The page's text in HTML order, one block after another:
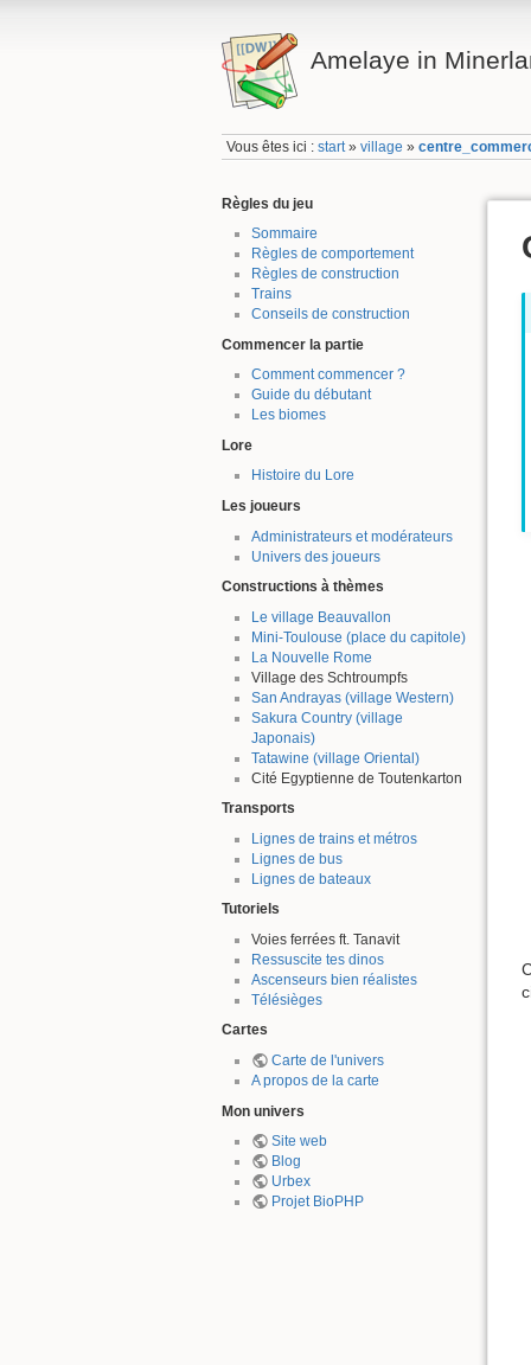
Amelaye in
Vous êtes ici :start»village »
Règles du jeu
Sommaire
Règles de comportement
Règles de construction
Trains
Conseils de construction
Commencer la partie
Comment commencer ?
Guide du débutant
Les biomes
Lore
Histoire du Lore
Les joueurs
Administrateurs et modérateurs
Univers des joueurs
Constructions à thèmes
Le village Beauvallon
Mini-Toulouse (place du capitole)
La Nouvelle Rome
Village des Schtroumpfs
San Andrayas (village Western)
Sakura Country (village
Japonais)
Tatawine (village Oriental)
Cité Egyptienne de Toutenkarton
Transports
Lignes de trains et métros
Lignes de bus
Lignes de bateaux
Tutoriels
Voies ferrées ft. Tanavit
Ressuscite tes dinos
Ascenseurs bien réalistes
Télésièges
Cartes
Carte de l'univers
A propos de la carte
Mon univers
Site web
Blog
Urbex
Projet BioPHP